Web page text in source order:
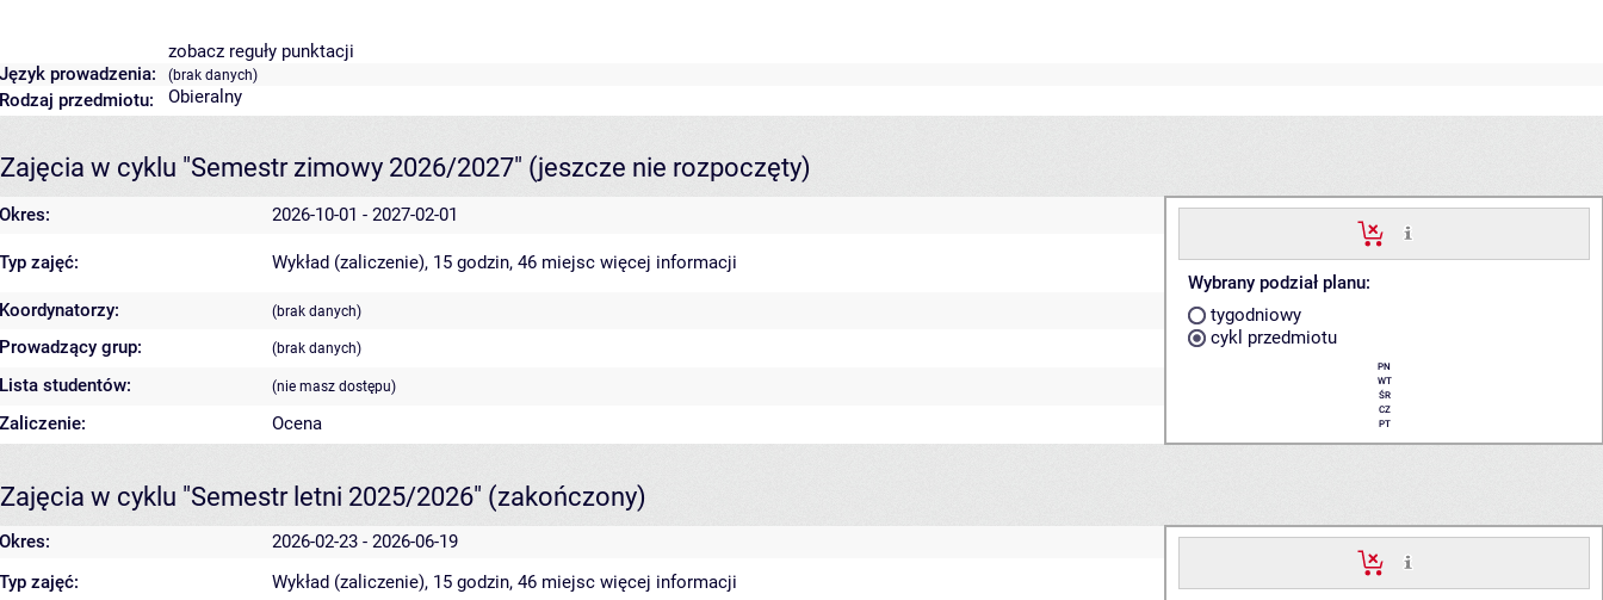
zobacz reguły punktacji
Język prowadzenia:
(brak danych)
Rodzaj przedmiotu: Obieralny
Zajęcia w cyklu "Semestr zimowy 2026/2027" (jeszcze nie rozpoczęty)
Okres: 2026-10-01 - 2027-02-01
Wybrany podział planu:
tygodniowy
cykl przedmiotu
PN
WT
ŚR
CZ
PT
Typ zajęć: Wykład (zaliczenie), 15 godzin, 46 miejsc więcej informacji
Koordynatorzy: (brak danych)
Prowadzący grup: (brak danych)
Lista studentów: (nie masz dostępu)
Zaliczenie: Ocena
Zajęcia w cyklu "Semestr letni 2025/2026" (zakończony)
Okres: 2026-02-23 - 2026-06-19
Typ zajęć: Wykład (zaliczenie), 15 godzin, 46 miejsc więcej informacji